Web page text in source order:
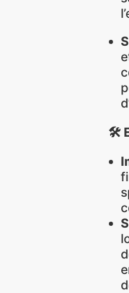
advertising and content,
🛠️